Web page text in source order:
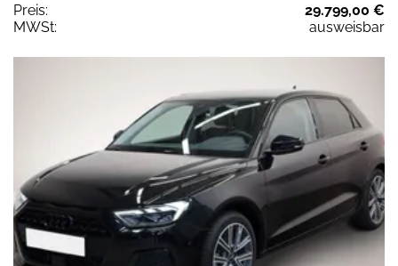
Preis:
29.799,00 €
MWSt:
ausweisbar